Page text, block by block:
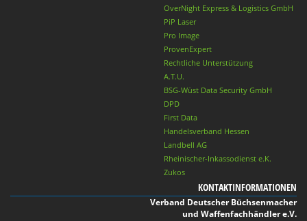
OverNight Express & Logistics GmbH
PiP Laser
Pro Image
ProvenExpert
Rechtliche Unterstützung
A.T.U.
BSG-Wüst Data Security GmbH
DPD
First Data
Handelsverband Hessen
Landbell AG
Rheinischer-Inkassodienst e.K.
Zukos
KONTAKTINFORMATIONEN
Verband Deutscher Büchsenmacher
und Waffenfachhändler e.V.